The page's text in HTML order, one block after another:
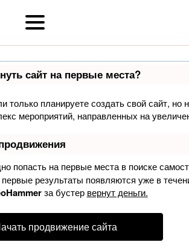
сайт на первые места?
только планируете создать свой сайт, но
мероприятий, направленных на
попасть на первые места в поиске
первые результаты появляются уже в
за бустер вернут деньги.
продвижение сайта